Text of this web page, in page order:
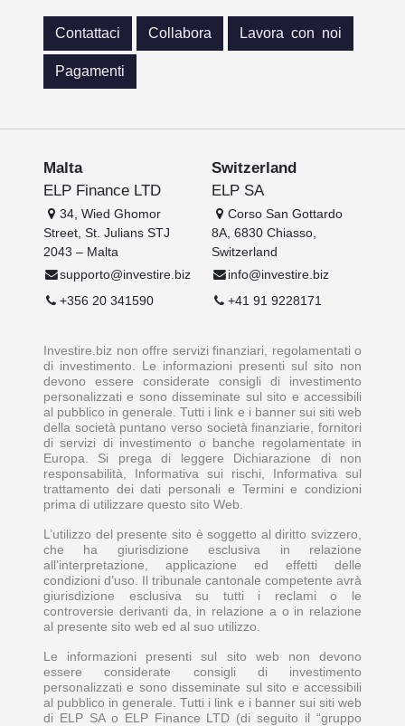
Contattaci Collabora Lavora con noi
Pagamenti
Malta
ELP Finance LTD
34, Wied Ghomor
Street, St. Julians STJ
2043 – Malta
supporto@investire.biz
+356 20 341590
Switzerland
ELP SA
Corso San Gottardo
8A, 6830 Chiasso,
Switzerland
info@investire.biz
+41 91 9228171
Investire.biz non offre servizi finanziari, regolamentati o
di investimento. Le informazioni presenti sul sito non
devono essere considerate consigli di investimento
personalizzati e sono disseminate sul sito e accessibili
al pubblico in generale. Tutti i link e i banner sui siti web
della società puntano verso società finanziarie, fornitori
di servizi di investimento o banche regolamentate in
Europa. Si prega di leggere Dichiarazione di non
responsabilità, Informativa sui rischi, Informativa sul
trattamento dei dati personali e Termini e condizioni
prima di utilizzare questo sito Web.
L’utilizzo del presente sito è soggetto al diritto svizzero,
che ha giurisdizione esclusiva in relazione
all’interpretazione, applicazione ed effetti delle
condizioni d’uso. Il tribunale cantonale competente avrà
giurisdizione esclusiva su tutti i reclami o le
controversie derivanti da, in relazione a o in relazione
al presente sito web ed al suo utilizzo.
Le informazioni presenti sul sito web non devono
essere considerate consigli di investimento
personalizzati e sono disseminate sul sito e accessibili
al pubblico in generale. Tutti i link e i banner sui siti web
di ELP SA o ELP Finance LTD (di seguito il “gruppo